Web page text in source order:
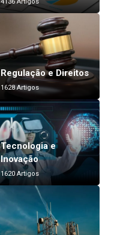
Regulação e Direitos
1628 Artigos
Tecnologia e
Inovação
1620 Artigos